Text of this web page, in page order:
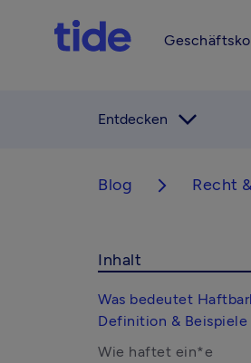
Entdecken arrow_forward_ios
Blog arrow_forward_ios Recht
Inhalt
Was bedeutet
Definition & Beispiele
Wie haftet ein*e